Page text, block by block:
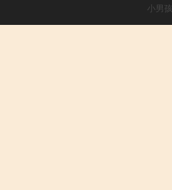
小男孩